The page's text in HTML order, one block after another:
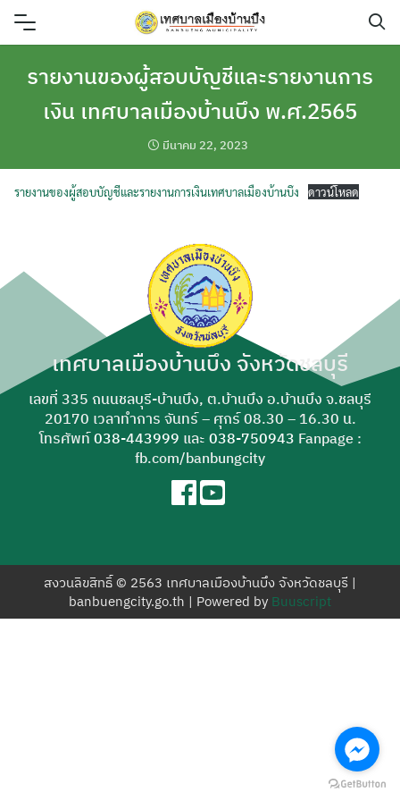
Skip
ค้นหา
สำหรับ:
รายงานของผู้สอบบัญชีและรายงานการ
เงิน เทศบาลเมืองบ้านบึง พ.ศ.2565
มีนาคม 22, 2023
รายงานของผู้สอบบัญชีและรายงานการเงินเทศบาลเมืองบ้านบึง ดาวน์โหลด
เทศบาลเมืองบ้านบึง จังหวัดชลบุรี
เลขที่ 335 ถนนชลบุรี-บ้านบึง, ต.บ้านบึง อ.บ้านบึง จ.ชลบุรี
20170 เวลาทำการ จันทร์ – ศุกร์ 08.30 – 16.30 น.
โทรศัพท์038-443999 และ 038-750943 Fanpage :
fb.com/banbungcity
สงวนลิขสิทธิ์ © 2563 เทศบาลเมืองบ้านบึง จังหวัดชลบุรี |
banbuengcity.go.th | Powered by Buuscript